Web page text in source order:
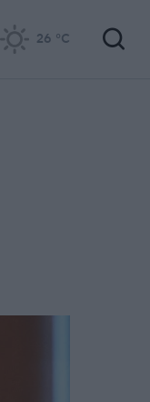
26 °C